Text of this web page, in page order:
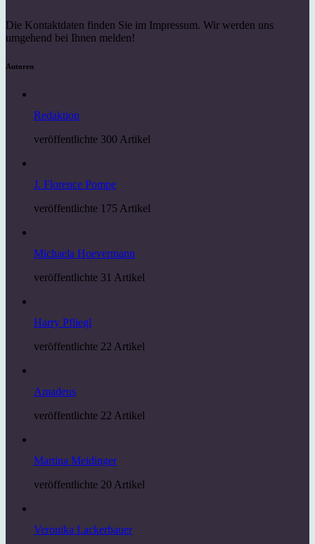
Die Kontaktdaten finden Sie im Impressum. Wir werden uns
umgehend bei Ihnen melden!
Autoren
Redaktion
veröffentlichte 300 Artikel
J. Florence Pompe
veröffentlichte 175 Artikel
Michaela Hoevermann
veröffentlichte 31 Artikel
Harry Pfliegl
veröffentlichte 22 Artikel
Amadeus
veröffentlichte 22 Artikel
Martina Meidinger
veröffentlichte 20 Artikel
Veronika Lackerbauer